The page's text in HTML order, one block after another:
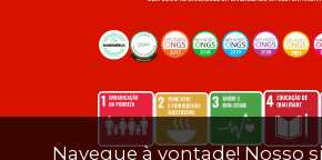
Navegue à vontade! Nosso